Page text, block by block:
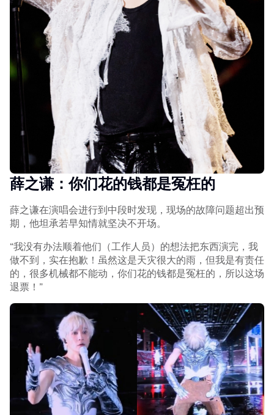
薛之谦：你们花的钱都是冤枉的
薛之谦在演唱会进行到中段时发现，现场的故障问题超出预
期，他坦承若早知情就坚决不开场。
“我没有办法顺着他们（工作人员）的想法把东西演完，我
做不到，实在抱歉！虽然这是天灾很大的雨，但我是有责任
的，很多机械都不能动，你们花的钱都是冤枉的，所以这场
退票！”